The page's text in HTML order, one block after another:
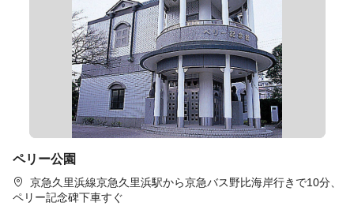
ペリー公園
京急久里浜線京急久里浜駅から京急バス野比海岸行きで10分、
ペリー記念碑下車すぐ